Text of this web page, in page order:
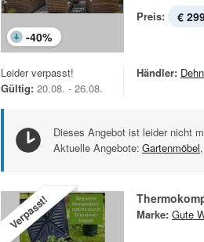
-40%
Preis: €
Leider verpasst!
Gültig: 20.08. - 26.08.
Händler:
Dieses Angebot ist leider nicht
Aktuelle Angebote: Gartenmöbel,
Verpasst! Marke: Gute